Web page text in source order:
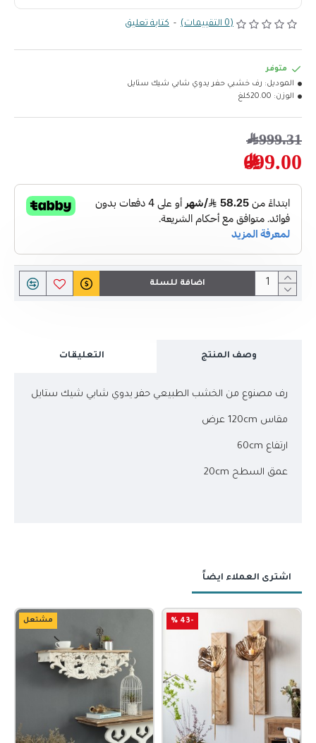
(0 التقييمات) - كتابة تعليق
699.00﷼
999.31﷼
متوفر
الموديل: رف خشبي حفر يدوي شابي شيك ستايل
الوزن: 20.00كلغ
اضافة للسلة
وصف المنتج التعليقات
رف مصنوع من الخشب الطبيعي حفر يدوي شابي شيك ستايل
مقاس 120cm عرض
ارتفاع 60cm
عمق السطح 20cm
اشترى العملاء ايضاً
-43 % مشتعل